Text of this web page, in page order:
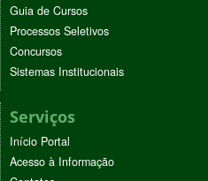
Guia de Cursos
Processos Seletivos
Concursos
Sistemas Institucionais
Serviços
Início Portal
Acesso à Informação